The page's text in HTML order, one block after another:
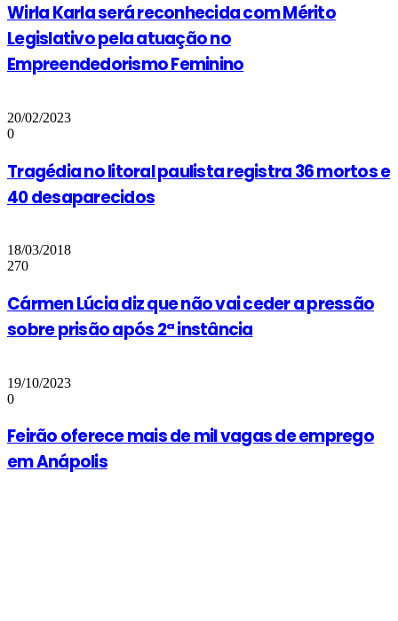
Wirla Karla será reconhecida com Mérito
Legislativo pela atuação no
Empreendedorismo Feminino
20/02/2023
0
Tragédia no litoral paulista registra 36 mortos e
40 desaparecidos
18/03/2018
270
Cármen Lúcia diz que não vai ceder a pressão
sobre prisão após 2ª instância
19/10/2023
0
Feirão oferece mais de mil vagas de emprego
em Anápolis